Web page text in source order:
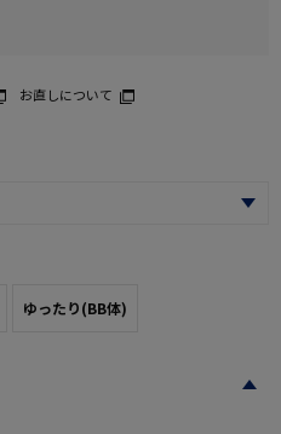
お直しについて
ゆったり(BB体)